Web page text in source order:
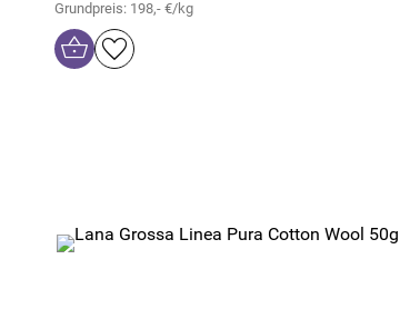
Grundpreis: 198,- €/kg